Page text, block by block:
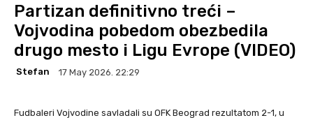
Partizan definitivno treći –
Vojvodina pobedom obezbedila
drugo mesto i Ligu Evrope (VIDEO)
Stefan 17 May 2026. 22:29
Fudbaleri Vojvodine savladali su OFK Beograd rezultatom 2-1, u